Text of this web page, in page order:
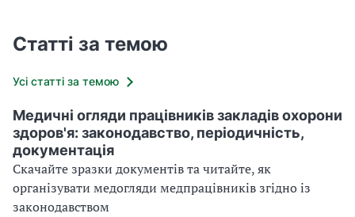
Статті за темою
Усі статті за темою
Медичні огляди працівників закладів охорони
здоров'я: законодавство, періодичність,
документація
Скачайте зразки документів та читайте, як
організувати медогляди медпрацівників згідно із
законодавством